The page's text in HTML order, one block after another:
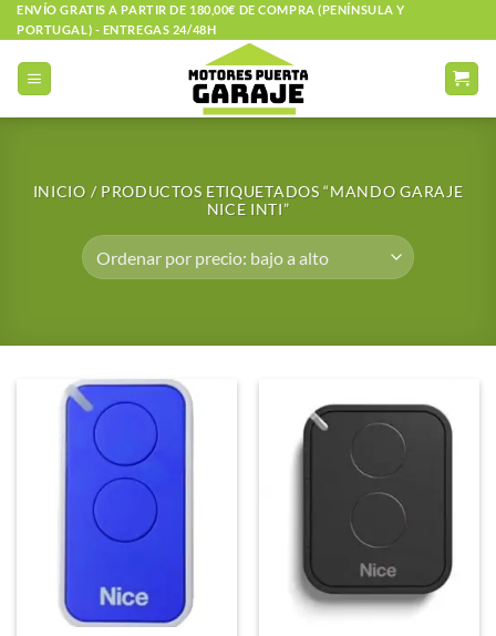
Saltar
al
contenido
ENVÍO GRATIS A PARTIR DE 180,00€ DE COMPRA (PENÍNSULA Y
PORTUGAL) - ENTREGAS 24/48H
INICIO /PRODUCTOS ETIQUETADOS “MANDO GARAJE
NICE INTI”
Sin existencias Sin existencias